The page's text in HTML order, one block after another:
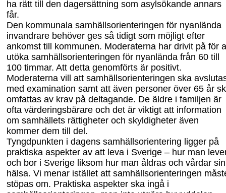
ha rätt till den dagersättning som asylsökande annars
får.
Den kommunala samhällsorienteringen för nyanlända
invandrare behöver ges så tidigt som möjligt efter
ankomst till kommunen. Moderaterna har drivit på för
utöka samhällsorienteringen för nyanlända från 60 till
100 timmar. Att detta genomförts är positivt.
Moderaterna vill att samhällsorienteringen ska
med examination samt att även personer över 65 år
omfattas av krav på deltagande. De äldre i familjen är
ofta värderingsbärare och det är viktigt att information
om samhällets rättigheter och skyldigheter även
kommer dem till del.
Tyngdpunkten i dagens samhällsorientering ligger på
praktiska aspekter av att leva i Sverige – hur man
och bor i Sverige liksom hur man åldras och vårdar sin
hälsa. Vi menar istället att samhällsorienteringen
stöpas om. Praktiska aspekter ska ingå i